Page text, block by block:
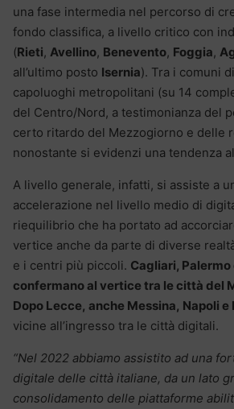
una fase intermedia nel percorso di
fondo classifica, a livello critico con
(Rieti, Avellino, Benevento, Foggia,
all’ultimo posto Isernia). Tra i comuni
capoluoghi metropolitani (su 14
del Centro/Nord, a testimonianza del
certo ritardo del Mezzogiorno e delle
nonostante si evidenzi una tendenza
A livello generale, infatti, si assiste a
accelerazione nel livello medio di
riequilibrio che ha portato ad
vertice anche da parte di diverse
e i centri più piccoli. Cagliari, Palermo
confermano al vertice tra le città del
Dopo Lecce, anche Messina, Napoli e
vicine all’ingresso tra le città digitali.
“Nel 2022 abbiamo assistito ad una
digitale delle città italiane, da un lato
consolidamento delle piattaforme